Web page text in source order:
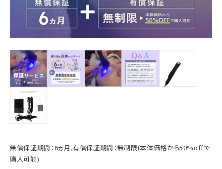
無償保証期間：6ヵ月,有償保証期間：無制限(本体価格から50%offで
購入可能)